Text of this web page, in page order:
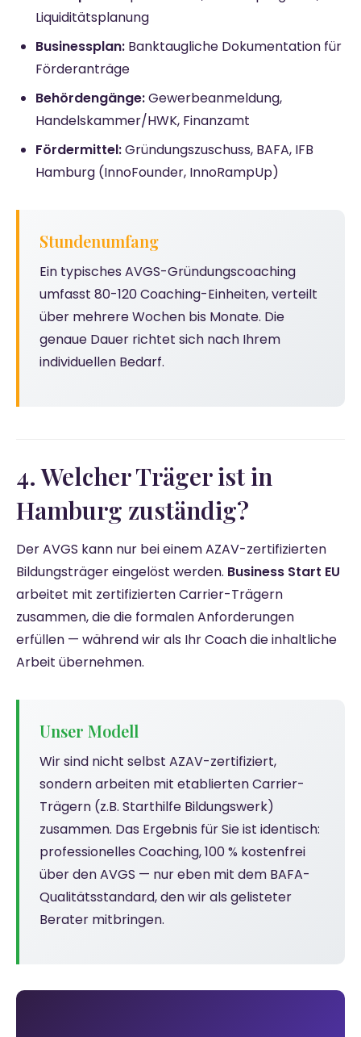
Liquiditätsplanung
Businessplan: Banktaugliche Dokumentation für
Förderanträge
Behördengänge:Gewerbeanmeldung,
Handelskammer/HWK, Finanzamt
Fördermittel:Gründungszuschuss, BAFA, IFB
Hamburg (InnoFounder, InnoRampUp)
Stundenumfang
Ein typisches AVGS-Gründungscoaching
umfasst 80-120 Coaching-Einheiten, verteilt
über mehrere Wochen bis Monate. Die
genaue Dauer richtet sich nach Ihrem
individuellen Bedarf.
4. Welcher Träger ist in
Hamburg zuständig?
Der AVGS kann nur bei einem AZAV-zertifizierten
Bildungsträger eingelöst werden. Business Start EU
arbeitet mit zertifizierten Carrier-Trägern
zusammen, die die formalen Anforderungen
erfüllen — während wir als Ihr Coach die inhaltliche
Arbeit übernehmen.
Unser Modell
Wir sind nicht selbst AZAV-zertifiziert,
sondern arbeiten mit etablierten Carrier-
Trägern (z.B. Starthilfe Bildungswerk)
zusammen. Das Ergebnis für Sie ist identisch:
professionelles Coaching, 100 % kostenfrei
über den AVGS — nur eben mit dem BAFA-
Qualitätsstandard, den wir als gelisteter
Berater mitbringen.